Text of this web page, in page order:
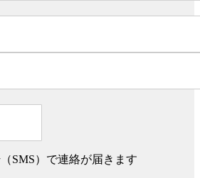
SMS）で連絡が届きます